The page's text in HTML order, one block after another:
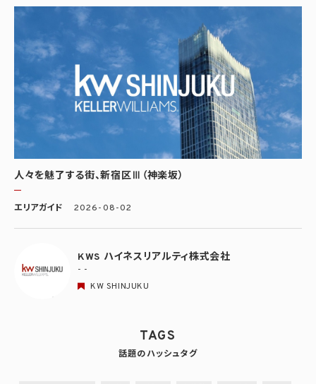
人々を魅了する街、新宿区Ⅲ（神楽坂）
エリアガイド 2026-08-02
KWS ハイネスリアルティ株式会社
- -
KW SHINJUKU
TAGS
話題のハッシュタグ